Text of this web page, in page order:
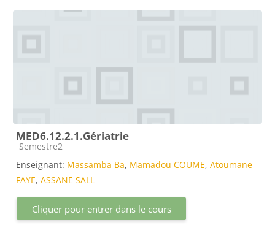
MED6.12.2.1.Gériatrie
Catégorie de cours
Semestre2
Enseignant: Massamba Ba, Mamadou COUME, Atoumane
FAYE, ASSANE SALL
Cliquer pour entrer dans le cours